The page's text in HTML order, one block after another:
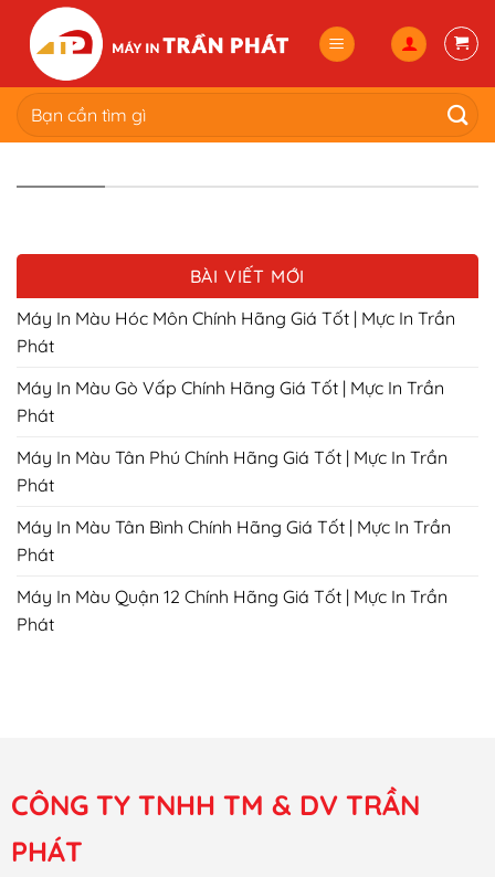
content
Tìm
kiếm:
BÀI VIẾT MỚI
Máy In Màu Hóc Môn Chính Hãng Giá Tốt | Mực In Trần
Phát
Máy In Màu Gò Vấp Chính Hãng Giá Tốt | Mực In Trần
Phát
Máy In Màu Tân Phú Chính Hãng Giá Tốt | Mực In Trần
Phát
Máy In Màu Tân Bình Chính Hãng Giá Tốt | Mực In Trần
Phát
Máy In Màu Quận 12 Chính Hãng Giá Tốt | Mực In Trần
Phát
CÔNG TY TNHH TM & DV TRẦN
PHÁT